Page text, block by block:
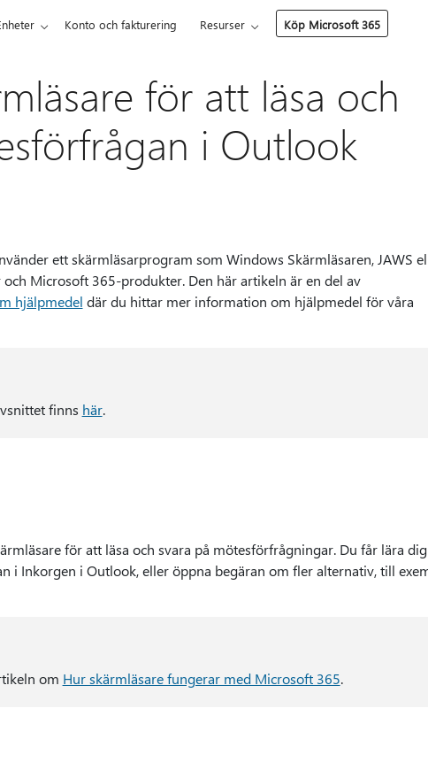
Konto och fakturering Resurser Köp Microsoft 365
för att läsa och
i Outlook
ett skärmläsarprogram som Windows Skärmläsaren, JAWS
Microsoft 365-produkter. Den här artikeln är en del av
hjälpmedel där du hittar mer information om hjälpmedel för våra
finns här.
för att läsa och svara på mötesförfrågningar. Du får lära
i Inkorgen i Outlook, eller öppna begäran om fler alternativ, till
om Hur skärmläsare fungerar med Microsoft 365.